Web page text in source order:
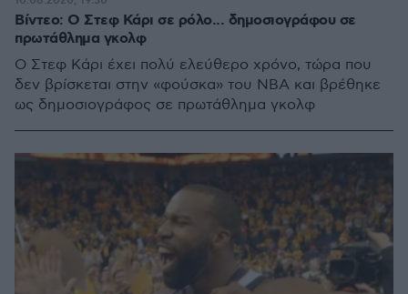
Βίντεο: Ο Στεφ Κάρι σε ρόλο... δημοσιογράφου σε
πρωτάθλημα γκολφ
Ο Στεφ Κάρι έχει πολύ ελεύθερο χρόνο, τώρα που
δεν βρίσκεται στην «φούσκα» του ΝΒΑ και βρέθηκε
ως δημοσιογράφος σε πρωτάθλημα γκολφ